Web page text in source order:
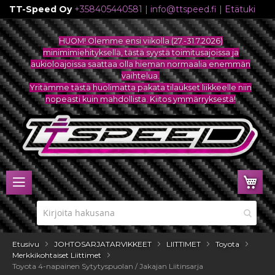
TT-Speed Oy +358405440581 | info@ttspeed.fi | Etätuki
Skip
to
Content
HUOM! Olemme ensi viikolla (27.-31.7.2026)
minimimiehityksellä, tästä syystä toimitusajoissa ja
aukioloajoissa saattaa olla hieman normaalia enemmän
vaihtelua.
Yritämme tästä huolimatta pakata tilaukset liikkeelle niin
nopeasti kuin mahdollista. Kiitos ymmärryksestä!
Etusivu JOHTOSARJATARVIKKEET LIITTIMET
Toyota
Merkkikohtaiset Liittimet
Toyota 4-napainen Sytytyspuolan / Jakajan Liitinsarja